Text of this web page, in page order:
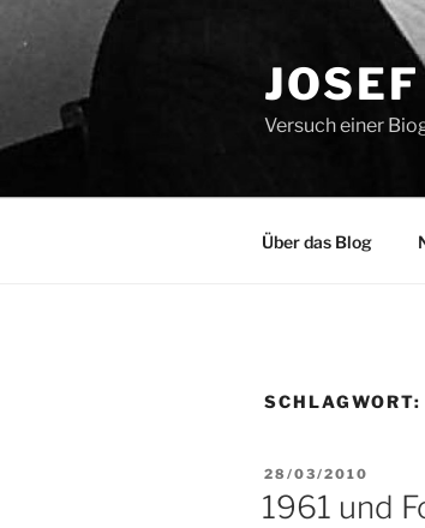
Inhalt
Versuch einer
Über das Blog
SCHLAGWORT:
VERÖFFENTLICHT
AM
28/03/2010
1961 und